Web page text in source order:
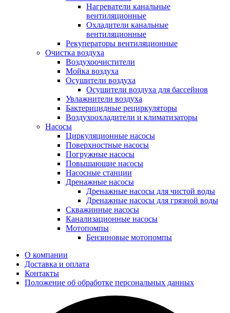
Нагреватели канальные
вентиляционные
Охладители канальные
вентиляционные
Рекуператоры вентиляционные
Очистка воздуха
Воздухоочистители
Мойка воздуха
Осушители воздуха
Осушители воздуха для бассейнов
Увлажнители воздуха
Бактерицидные рециркуляторы
Воздухоохладители и климатизаторы
Насосы
Циркуляционные насосы
Поверхностные насосы
Погружные насосы
Повышающие насосы
Насосные станции
Дренажные насосы
Дренажные насосы для чистой воды
Дренажные насосы для грязной воды
Скважинные насосы
Канализационные насосы
Мотопомпы
Бензиновые мотопомпы
О компании
Доставка и оплата
Контакты
Положение об обработке персональных данных